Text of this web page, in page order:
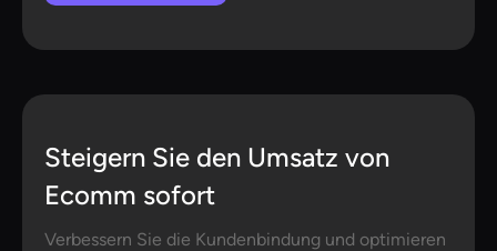
Steigern Sie den Umsatz von
Ecomm sofort
Verbessern Sie die Kundenbindung und optimieren